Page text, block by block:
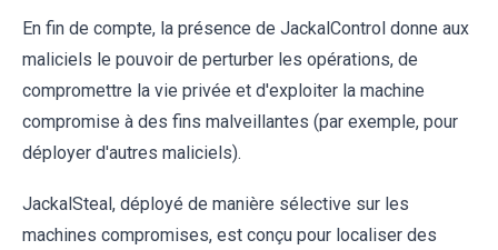
En fin de compte, la présence de JackalControl donne aux
maliciels le pouvoir de perturber les opérations, de
compromettre la vie privée et d'exploiter la machine
compromise à des fins malveillantes (par exemple, pour
déployer d'autres maliciels).
JackalSteal, déployé de manière sélective sur les
machines compromises, est conçu pour localiser des